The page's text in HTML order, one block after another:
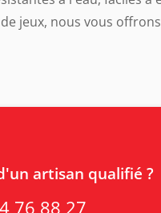
jeux, nous vous
artisan qualifié ?
76 88 27